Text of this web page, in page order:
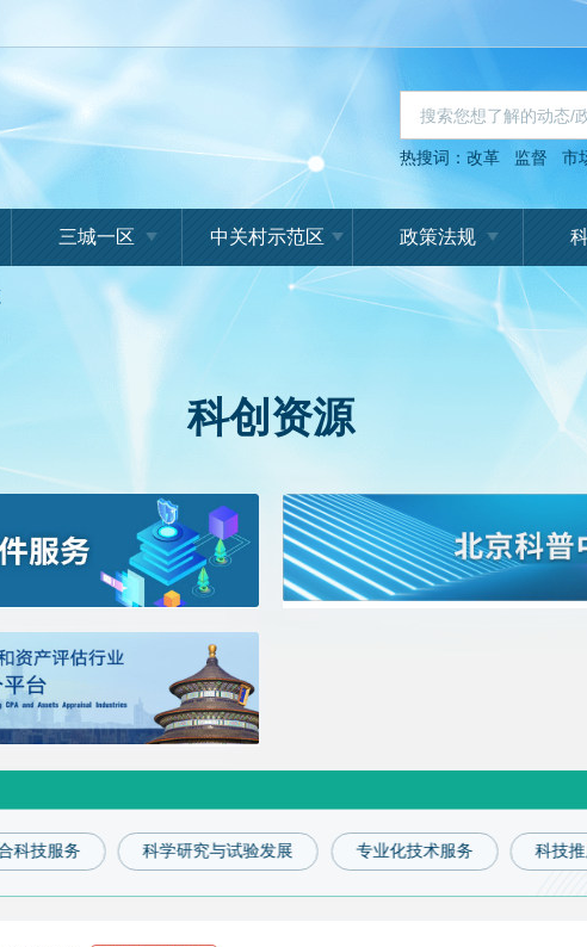
热搜词：改革 监督 市
三城一区 中关村示范区 政策法规
科创资源
科技服务 科学研究与试验发展 专业化技术服务 科技